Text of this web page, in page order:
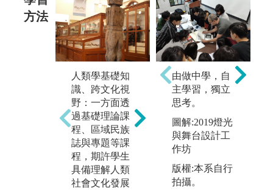
方法
人類學基礎知
識、跨文化視
野：一方面透
過基礎理論課
程、區域民族
誌與專題等課
程，期許學生
具備理解人類
社會文化發展
邏輯思考能
力、獨立思考
及批判的能
力、解決問題
的能力：加強
邏輯思考和表
達溝通能力的
訓練，期冀培
訓具探究進階
由做中學，自
主學習，獨立
思考。
圖解:2019燈光
與舞台設計工
作坊
版權:本系自行
拍攝。